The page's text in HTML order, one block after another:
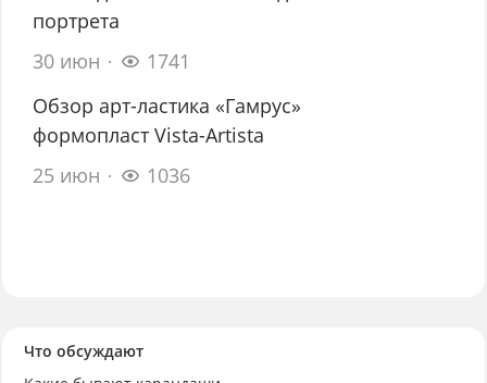
портрета
30 июн
1741
Обзор арт-ластика «Гамрус»
формопласт Vista-Artista
25 июн
1036
Что обсуждают